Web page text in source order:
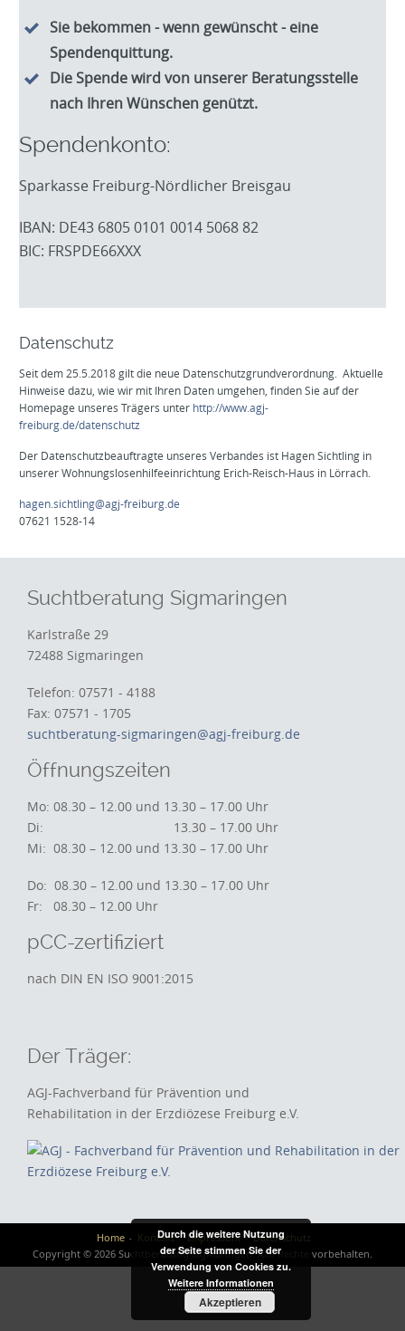
Sie bekommen - wenn gewünscht - eine
Spendenquittung.
Die Spende wird von unserer Beratungsstelle
nach Ihren Wünschen genützt.
Spendenkonto:
Sparkasse Freiburg-Nördlicher Breisgau
IBAN: DE43 6805 0101 0014 5068 82
BIC: FRSPDE66XXX
Datenschutz
Seit dem 25.5.2018 gilt die neue Datenschutzgrundverordnung. Aktuelle
Hinweise dazu, wie wir mit Ihren Daten umgehen, finden Sie auf der
Homepage unseres Trägers unter http://www.agj-
freiburg.de/datenschutz
Der Datenschutzbeauftragte unseres Verbandes ist Hagen Sichtling in
unserer Wohnungslosenhilfeeinrichtung Erich-Reisch-Haus in Lörrach.
hagen.sichtling@agj-freiburg.de
07621 1528-14
Suchtberatung Sigmaringen
Karlstraße 29
72488 Sigmaringen
Telefon: 07571 - 4188
Fax: 07571 - 1705
suchtberatung-sigmaringen@agj-freiburg.de
Öffnungszeiten
Mo: 08.30 – 12.00 und 13.30 – 17.00 Uhr
Di: 13.30 – 17.00 Uhr
Mi: 08.30 – 12.00 und 13.30 – 17.00 Uhr
Do: 08.30 – 12.00 und 13.30 – 17.00 Uhr
Fr: 08.30 – 12.00 Uhr
pCC-zertifiziert
nach DIN EN ISO 9001:2015
Der Träger:
AGJ-Fachverband für Prävention und
Rehabilitation in der Erzdiözese Freiburg e.V.
Home Kontakt Impressum
Datenschutz
Copyright © 2026 Suchtberatung Sigmaringen. Alle Rechte vorbehalten.
Durch die weitere Nutzung
der Seite stimmen Sie der
Verwendung von Cookies zu.
Weitere Informationen
Akzeptieren